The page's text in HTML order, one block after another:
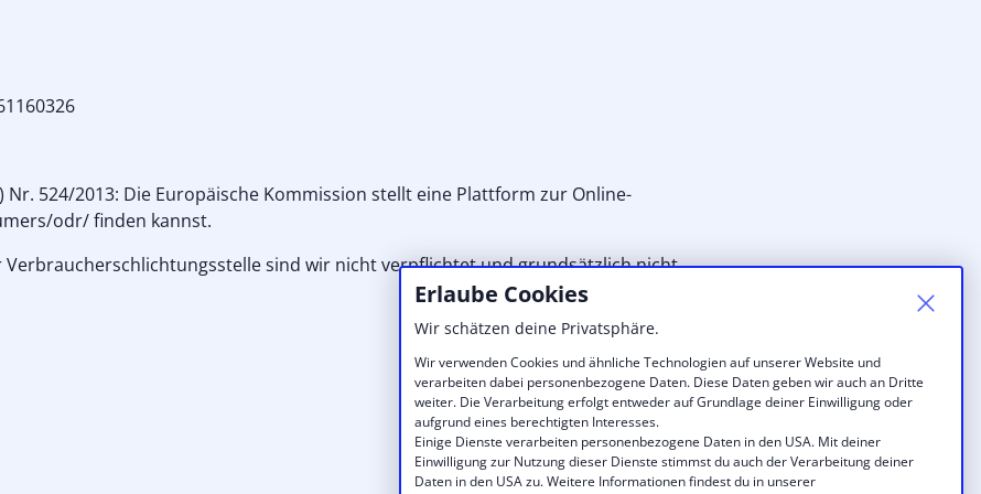
Erlaube Cookies
Wir schätzen deine Privatsphäre.
Wir verwenden Cookies und ähnliche Technologien auf unserer Website und
verarbeiten dabei personenbezogene Daten. Diese Daten geben wir auch an Dritte
weiter. Die Verarbeitung erfolgt entweder auf Grundlage deiner Einwilligung oder
aufgrund eines berechtigten Interesses.
Einige Dienste verarbeiten personenbezogene Daten in den USA. Mit deiner
Einwilligung zur Nutzung dieser Dienste stimmst du auch der Verarbeitung deiner
Daten in den USA zu. Weitere Informationen findest du in unserer
524/2013: Die Europäische Kommission stellt eine Plattform zur Online-
odr/ finden kannst.
sind wir nicht verpflichtet und grundsätzlich nicht